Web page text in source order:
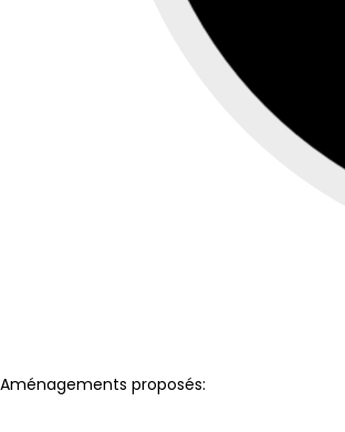
Aménagements proposés: